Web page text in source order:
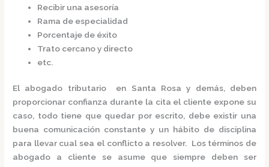
Recibir una asesoría
Rama de especialidad
Porcentaje de éxito
Trato cercano y directo
etc.
El abogado tributario en Santa Rosay demás, deben
proporcionar confianza durante la cita el cliente expone su
caso, todo tiene que quedar por escrito, debe existir una
buena comunicación constante y un hábito de disciplina
para llevar cual sea el conflicto a resolver. Los términos de
abogado a cliente se asume que siempre deben ser